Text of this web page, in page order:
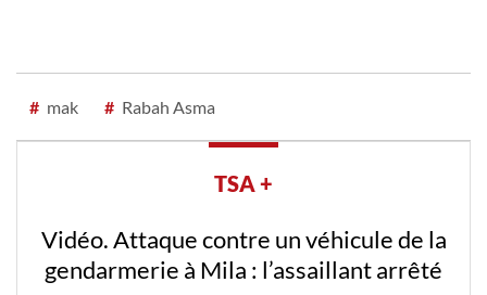
# mak # Rabah Asma
TSA +
Vidéo. Attaque contre un véhicule de la
gendarmerie à Mila : l’assaillant arrêté